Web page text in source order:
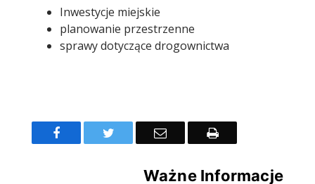
Inwestycje miejskie
planowanie przestrzenne
sprawy dotyczące drogownictwa
FacebookTwitter Email Drukuj
Ważne Informacje